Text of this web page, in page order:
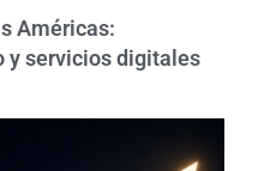
Américas:
y servicios digitales